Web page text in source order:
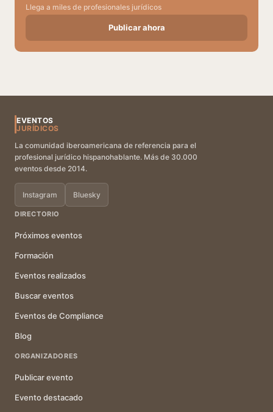
Llega a miles de profesionales jurídicos
Publicar ahora
EVENTOS
JURÍDICOS
La comunidad iberoamericana de referencia para el
profesional jurídico hispanohablante. Más de 30.000
eventos desde 2014.
Instagram Bluesky
DIRECTORIO
Próximos eventos
Formación
Eventos realizados
Buscar eventos
Eventos de Compliance
Blog
ORGANIZADORES
Publicar evento
Evento destacado